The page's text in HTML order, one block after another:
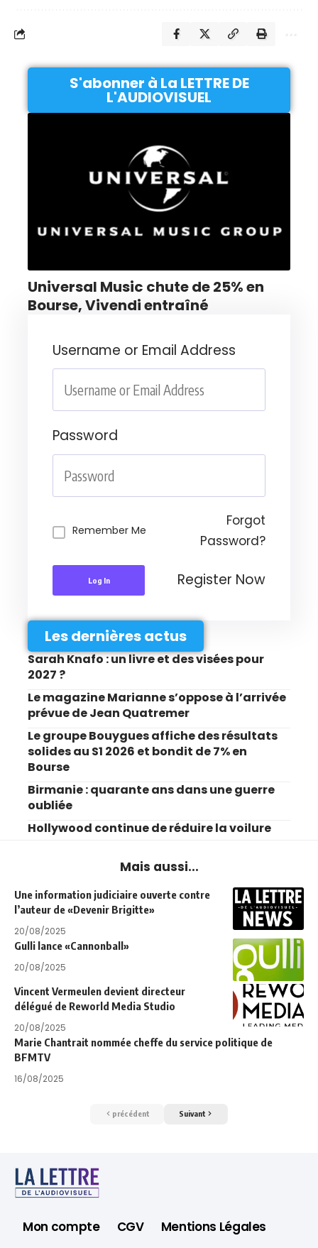
S'abonner à La LETTRE DE
L'AUDIOVISUEL
Universal Music chute de 25% en
Bourse, Vivendi entraîné
Username or Email Address
Password
Remember Me
Forgot
Password?
Log In Register Now
Les dernières actus
Sarah Knafo : un livre et des visées pour
2027 ?
Le magazine Marianne s’oppose à l’arrivée
prévue de Jean Quatremer
Le groupe Bouygues affiche des résultats
solides au S1 2026 et bondit de 7% en
Bourse
Birmanie : quarante ans dans une guerre
oubliée
Hollywood continue de réduire la voilure
Mais aussi...
Une information judiciaire ouverte contre
l’auteur de «Devenir Brigitte»
20/08/2025
Gulli lance «Cannonball»
20/08/2025
Vincent Vermeulen devient directeur
délégué de Reworld Media Studio
20/08/2025
Marie Chantrait nommée cheffe du service politique de
BFMTV
16/08/2025
précédent Suivant
Mon compte CGV
Mentions Légales